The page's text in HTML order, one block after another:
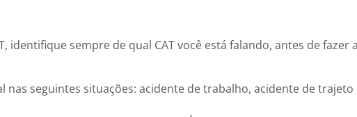
identifique sempre de qual CAT você está falando, antes de fazer a
nas seguintes situações: acidente de trabalho, acidente de trajeto